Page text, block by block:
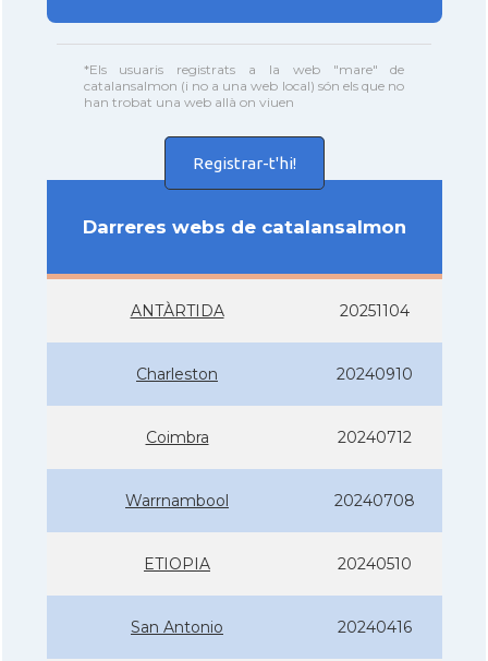
*Els usuaris registrats a la web "mare" de
catalansalmon (i no a una web local) són els que no
han trobat una web allà on viuen
Registrar-t'hi!
Darreres webs de catalansalmon
ANTÀRTIDA 20251104
Charleston 20240910
Coimbra 20240712
Warrnambool 20240708
ETIOPIA 20240510
San Antonio 20240416